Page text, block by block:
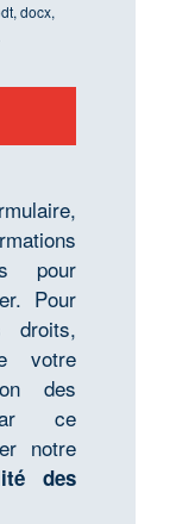
docx,
pour
Pour
droits,
votre
des
ce
notre
des